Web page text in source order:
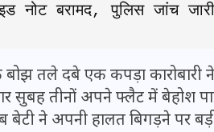
नोट बरामद, पुलिस जांच
तले दबे एक कपड़ा कारोबारी
सुबह तीनों अपने फ्लैट में बेहोश
ने अपनी हालत बिगड़ने पर
और
फंसा पेंच,